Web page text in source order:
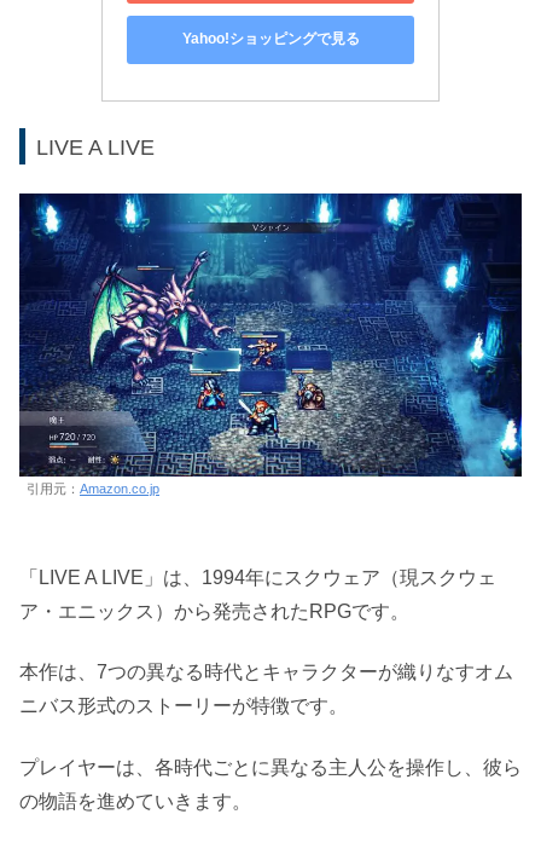
Yahoo!ショッピングで見る
LIVE A LIVE
引用元： Amazon.co.jp
「LIVE A LIVE」は、1994年にスクウェア（現スクウェ
ア・エニックス）から発売されたRPGです。
本作は、7つの異なる時代とキャラクターが織りなすオム
ニバス形式のストーリーが特徴です。
プレイヤーは、各時代ごとに異なる主人公を操作し、彼ら
の物語を進めていきます。